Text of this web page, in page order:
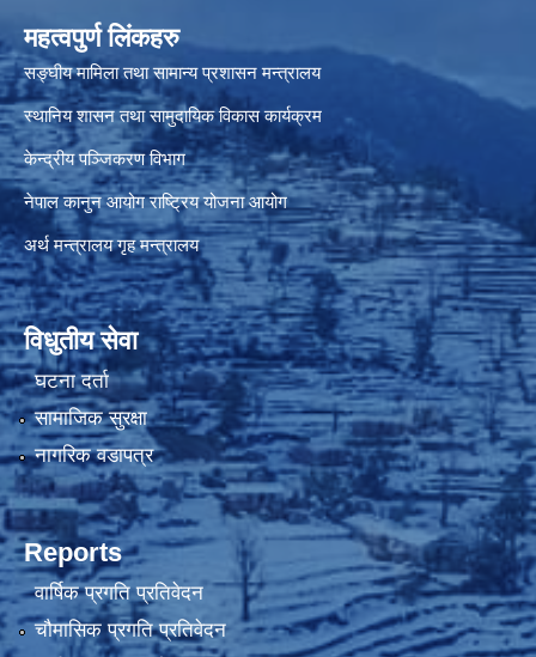
महत्वपुर्ण लिंकहरु
सङ्घीय मामिला तथा सामान्य प्रशासन मन्त्रालय
स्थानिय शासन तथा सामुदायिक विकास कार्यक्रम
केन्द्रीय पञ्जिकरण विभाग
नेपाल कानुन आयोग राष्ट्रिय योजना आयोग
अर्थ मन्त्रालय गृह मन्त्रालय
विधुतीय सेवा
घटना दर्ता
सामाजिक सुरक्षा
नागरिक वडापत्र
Reports
वार्षिक प्रगति प्रतिवेदन
चौमासिक प्रगति प्रतिवेदन